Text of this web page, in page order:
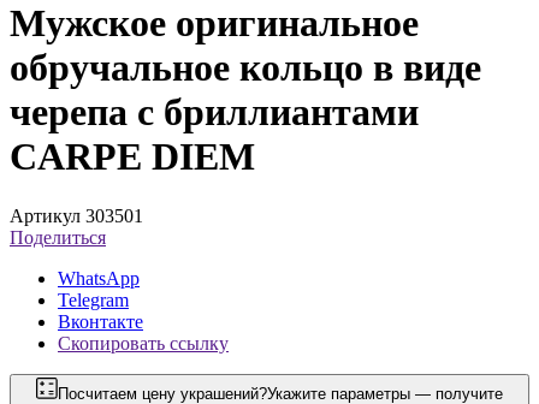
Мужское оригинальное
обручальное кольцо в виде
черепа с бриллиантами
CARPE DIEM
Артикул 303501
Поделиться
WhatsApp
Telegram
Вконтакте
Скопировать ссылку
Посчитаем цену украшений?Укажите параметры — получите